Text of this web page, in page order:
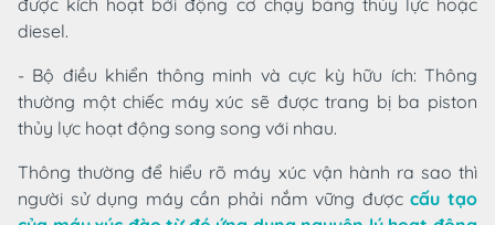
diesel.
- Bộ điều khiển thông minh và cực kỳ hữu ích: Thông
thường một chiếc máy xúc sẽ được trang bị ba piston
thủy lực hoạt động song song với nhau.
Thông thường để hiểu rõ máy xúc vận hành ra sao thì
người sử dụng máy cần phải nắm vững đượccấu tạo